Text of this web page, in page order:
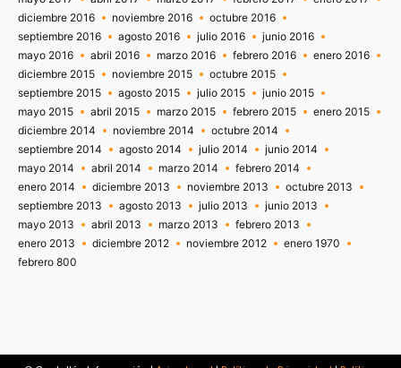
diciembre 2016
noviembre 2016
octubre 2016
septiembre 2016
agosto 2016 julio 2016
junio 2016
mayo 2016
abril 2016 marzo 2016 febrero 2016
enero 2016
diciembre 2015
noviembre 2015
octubre 2015
septiembre 2015
agosto 2015 julio 2015
junio 2015
mayo 2015
abril 2015 marzo 2015 febrero 2015
enero 2015
diciembre 2014
noviembre 2014
octubre 2014
septiembre 2014
agosto 2014 julio 2014
junio 2014
mayo 2014
abril 2014 marzo 2014
febrero 2014
enero 2014
diciembre 2013 noviembre 2013
octubre 2013
septiembre 2013
agosto 2013 julio 2013
junio 2013
mayo 2013
abril 2013 marzo 2013
febrero 2013
enero 2013
diciembre 2012 noviembre 2012
enero 1970
febrero 800